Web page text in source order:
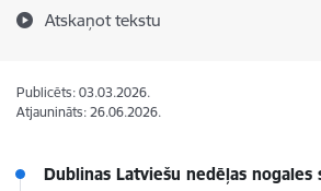
Atskaņot tekstu
Publicēts: 03.03.2026.
Atjaunināts: 26.06.2026.
Dublinas Latviešu nedēļas